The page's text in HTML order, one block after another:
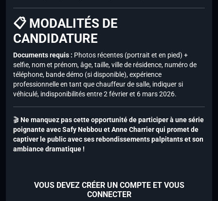
📋 MODALITÉS DE
CANDIDATURE
Documents requis : Photos récentes (portrait et en pied) +
selfie, nom et prénom, âge, taille, ville de résidence, numéro de
téléphone, bande démo (si disponible), expérience
professionnelle en tant que chauffeur de salle, indiquer si
véhiculé, indisponibilités entre 2 février et 6 mars 2026.
🎬Ne manquez pas cette opportunité de participer à une série
poignante avec Safy Nebbou et Anne Charrier qui promet de
captiver le public avec ses rebondissements palpitants et son
ambiance dramatique !
VOUS DEVEZ CRÉER UN COMPTE ET VOUS
CONNECTER